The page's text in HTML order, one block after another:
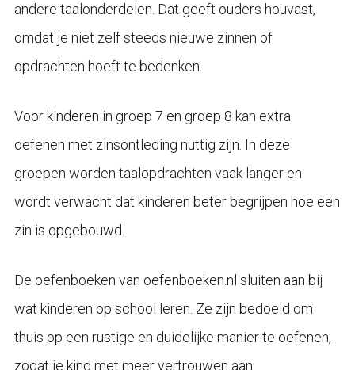
andere taalonderdelen. Dat geeft ouders houvast,
omdat je niet zelf steeds nieuwe zinnen of
opdrachten hoeft te bedenken.
Voor kinderen in groep 7 en groep 8 kan extra
oefenen met zinsontleding nuttig zijn. In deze
groepen worden taalopdrachten vaak langer en
wordt verwacht dat kinderen beter begrijpen hoe een
zin is opgebouwd.
De oefenboeken van oefenboeken.nl sluiten aan bij
wat kinderen op school leren. Ze zijn bedoeld om
thuis op een rustige en duidelijke manier te oefenen,
zodat je kind met meer vertrouwen aan